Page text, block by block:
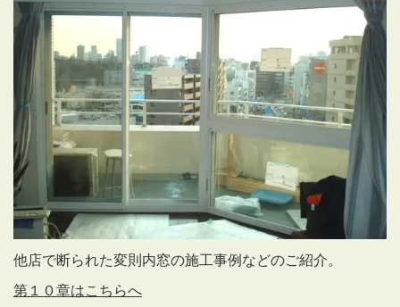
他店で断られた変則内窓の施工事例などのご紹介。
第１０章はこちらへ